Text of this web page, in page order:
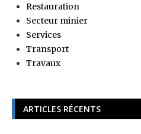
Restauration
Secteur minier
Services
Transport
Travaux
ARTICLES RÉCENTS